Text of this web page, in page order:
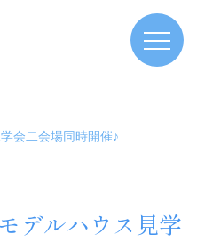
会二会場同時開催♪
デルハウス見学